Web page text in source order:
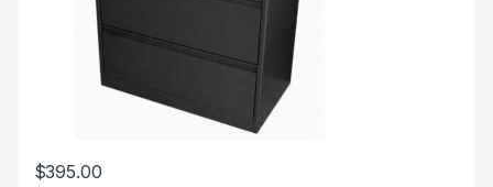
$395.00